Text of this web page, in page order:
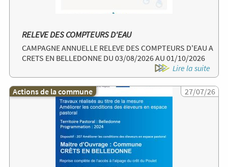
RELEVE DES COMPTEURS D'EAU
CAMPAGNE ANNUELLE RELEVE DES COMPTEURS D'EAU A
CRETS EN BELLEDONNE DU 03/08/2026 AU 01/10/2026
Lire la suite
Image
Actions de la commune 27/07/26